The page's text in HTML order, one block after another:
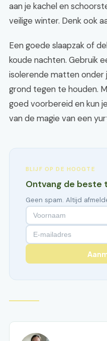
aan je kachel en
veilige winter. Denk ook
Een goede slaapzak of
koude nachten. Gebruik
isolerende matten onder
grond tegen te houden.
goed voorbereid en kun
van de magie van een
BLIJF OP DE HOOGTE
Ontvang de beste
Geen spam. Altijd